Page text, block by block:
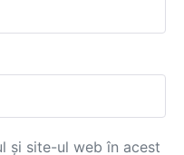
și site-ul web în acest